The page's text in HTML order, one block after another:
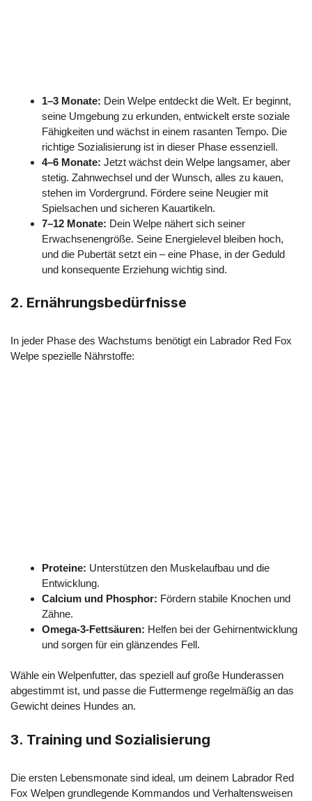
1–3 Monate: Dein Welpe entdeckt die Welt. Er beginnt,
seine Umgebung zu erkunden, entwickelt erste soziale
Fähigkeiten und wächst in einem rasanten Tempo. Die
richtige Sozialisierung ist in dieser Phase essenziell.
4–6 Monate: Jetzt wächst dein Welpe langsamer, aber
stetig. Zahnwechsel und der Wunsch, alles zu kauen,
stehen im Vordergrund. Fördere seine Neugier mit
Spielsachen und sicheren Kauartikeln.
7–12 Monate: Dein Welpe nähert sich seiner
Erwachsenengröße. Seine Energielevel bleiben hoch,
und die Pubertät setzt ein – eine Phase, in der Geduld
und konsequente Erziehung wichtig sind.
2. Ernährungsbedürfnisse
In jeder Phase des Wachstums benötigt ein Labrador Red Fox
Welpe spezielle Nährstoffe:
Proteine: Unterstützen den Muskelaufbau und die
Entwicklung.
Calcium und Phosphor: Fördern stabile Knochen und
Zähne.
Omega-3-Fettsäuren: Helfen bei der Gehirnentwicklung
und sorgen für ein glänzendes Fell.
Wähle ein Welpenfutter, das speziell auf große Hunderassen
abgestimmt ist, und passe die Futtermenge regelmäßig an das
Gewicht deines Hundes an.
3. Training und Sozialisierung
Die ersten Lebensmonate sind ideal, um deinem Labrador Red
Fox Welpen grundlegende Kommandos und Verhaltensweisen